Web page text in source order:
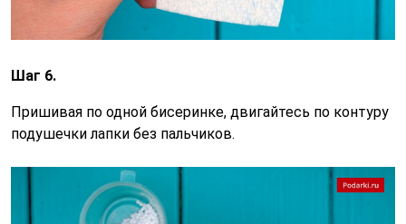
Шаг 6.
Пришивая по одной бисеринке, двигайтесь по контуру
подушечки лапки без пальчиков.